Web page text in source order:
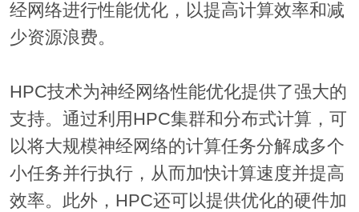
经网络进行性能优化，以提高计算效率和减
少资源浪费。
HPC技术为神经网络性能优化提供了强大的
支持。通过利用HPC集群和分布式计算，可
以将大规模神经网络的计算任务分解成多个
小任务并行执行，从而加快计算速度并提高
效率。此外，HPC还可以提供优化的硬件加